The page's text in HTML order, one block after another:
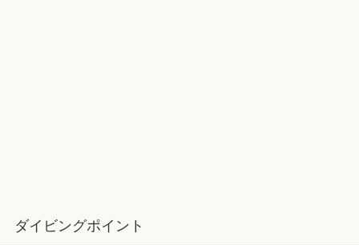
ダイビングポイント